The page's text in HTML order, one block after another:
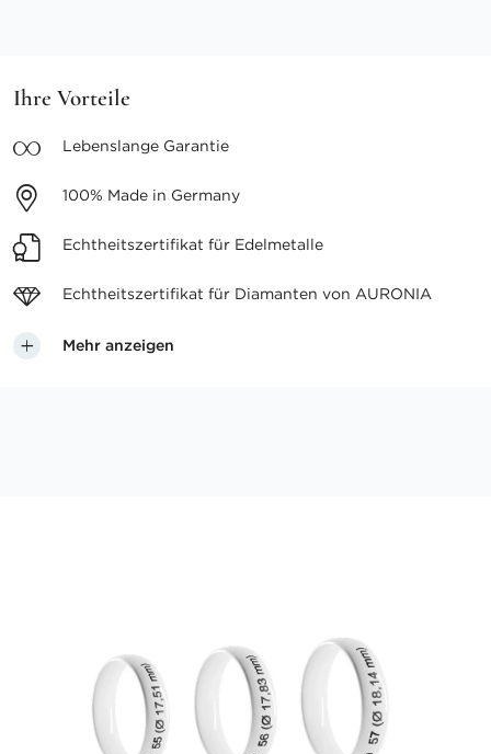
Ihre Vorteile
Lebenslange Garantie
100% Made in Germany
Echtheitszertifikat für Edelmetalle
Echtheitszertifikat für Diamanten von AURONIA
Mehr anzeigen